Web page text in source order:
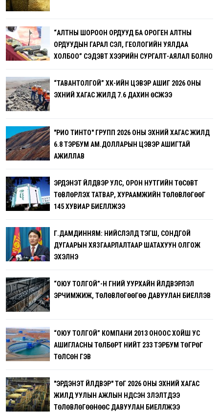
“АЛТНЫ ШОРООН ОРДУУД БА ОРОГЕН АЛТНЫ
ОРДУУДЫН ГАРАЛ ҮҮСЭЛ, ГЕОЛОГИЙН УЯЛДАА
ХОЛБОО” СЭДЭВТ ХЭЭРИЙН СУРГАЛТ-АЯЛАЛ БОЛНО
“ТАВАНТОЛГОЙ” ХК-ИЙН ЦЭВЭР АШИГ 2026 ОНЫ
ЭХНИЙ ХАГАС ЖИЛД 7.6 ДАХИН ӨСЖЭЭ
"РИО ТИНТО" ГРУПП 2026 ОНЫ ЭХНИЙ ХАГАС ЖИЛД
6.8 ТЭРБУМ АМ.ДОЛЛАРЫН ЦЭВЭР АШИГТАЙ
АЖИЛЛАВ
ЭРДЭНЭТ ҮЙЛДВЭР УЛС, ОРОН НУТГИЙН ТӨСӨВТ
ТӨВЛӨРҮҮЛЭХ ТАТВАР, ХУРААМЖИЙН ТӨЛӨВЛӨГӨӨГ
145 ХУВИАР БИЕЛҮҮЛЖЭЭ
Г.ДАМДИННЯМ: НИЙСЛЭЛД ТЭГШ, СОНДГОЙ
ДУГААРЫН ХЯЗГААРЛАЛТААР ШАТАХУУН ОЛГОЖ
ЭХЭЛНЭ
“ОЮУ ТОЛГОЙ”-Н ГҮНИЙ УУРХАЙН ҮЙЛДВЭРЛЭЛ
ЭРЧИМЖИЖ, ТӨЛӨВЛӨГӨӨГӨӨ ДАВУУЛАН БИЕЛҮҮЛЭВ
“ОЮУ ТОЛГОЙ” КОМПАНИ 2013 ОНООС ХОЙШ УС
АШИГЛАСНЫ ТӨЛБӨРТ НИЙТ 233 ТЭРБУМ ТӨГРӨГ
ТӨЛСӨН ГЭВ
"ЭРДЭНЭТ ҮЙЛДВЭР" ТӨҮГ 2026 ОНЫ ЭХНИЙ ХАГАС
ЖИЛД УУЛЫН АЖЛЫН ҮНДСЭН ҮЗҮҮЛЭЛТҮҮДЭЭ
ТӨЛӨВЛӨГӨӨНӨӨС ДАВУУЛАН БИЕЛҮҮЛЖЭЭ